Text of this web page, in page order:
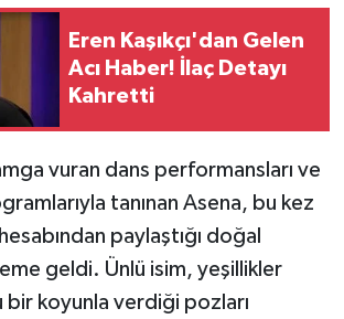
Eren Kaşıkçı'dan Gelen
Acı Haber! İlaç Detayı
Kahretti
vuran dans performansları ve
tanınan Asena, bu kez
paylaştığı doğal
geldi. Ünlü isim, yeşillikler
bir koyunla verdiği pozları